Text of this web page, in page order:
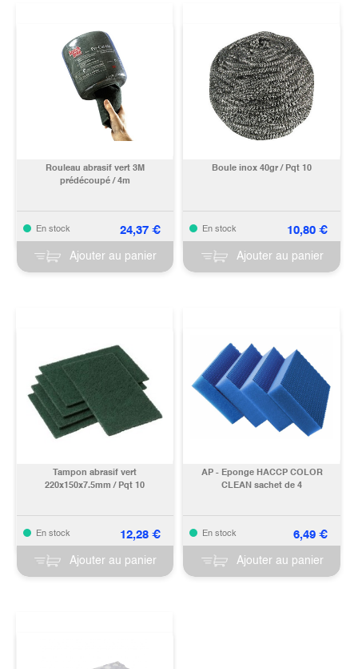
Rouleau abrasif vert 3M
prédécoupé / 4m
En stock 24,37€
Ajouter au panier
Boule inox 40gr / Pqt 10
En stock 10,80€
Ajouter au panier
Tampon abrasif vert
220x150x7.5mm / Pqt 10
En stock 12,28€
Ajouter au panier
AP - Eponge HACCP COLOR
CLEAN sachet de 4
En stock 6,49€
Ajouter au panier